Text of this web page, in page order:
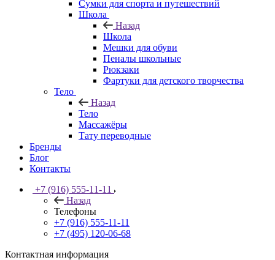
Сумки для спорта и путешествий
Школа
Назад
Школа
Мешки для обуви
Пеналы школьные
Рюкзаки
Фартуки для детского творчества
Тело
Назад
Тело
Массажёры
Тату переводные
Бренды
Блог
Контакты
+7 (916) 555-11-11
Назад
Телефоны
+7 (916) 555-11-11
+7 (495) 120-06-68
Контактная информация